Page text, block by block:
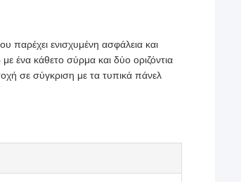
παρέχει ενισχυμένη ασφάλεια και
ένα κάθετο σύρμα και δύο οριζόντια
σε σύγκριση με τα τυπικά πάνελ